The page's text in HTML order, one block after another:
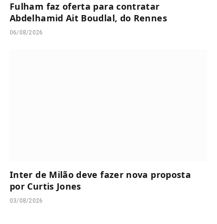
Fulham faz oferta para contratar
Abdelhamid Ait Boudlal, do Rennes
06/08/2026
Inter de Milão deve fazer nova proposta
por Curtis Jones
03/08/2026